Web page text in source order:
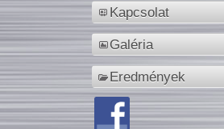
Kapcsolat
Galéria
Eredmények